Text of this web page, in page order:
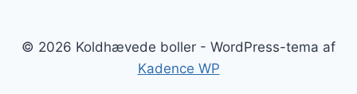
© 2026 Koldhævede boller - WordPress-tema af
Kadence WP